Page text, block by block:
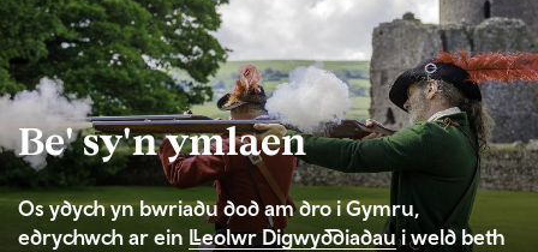
Be' sy'n ymlaen
Os ydych yn bwriadu dod am dro i Gymru,
edrychwch ar ein Lleolwr Digwyddiadaui weld beth